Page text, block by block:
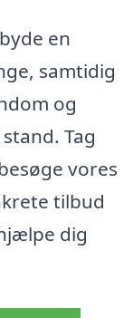
en
samtidig
og
Tag
vores
tilbud
dig